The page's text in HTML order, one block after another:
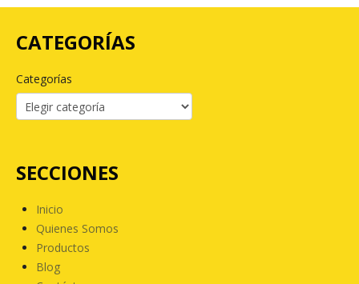
CATEGORÍAS
Categorías
SECCIONES
Inicio
Quienes Somos
Productos
Blog